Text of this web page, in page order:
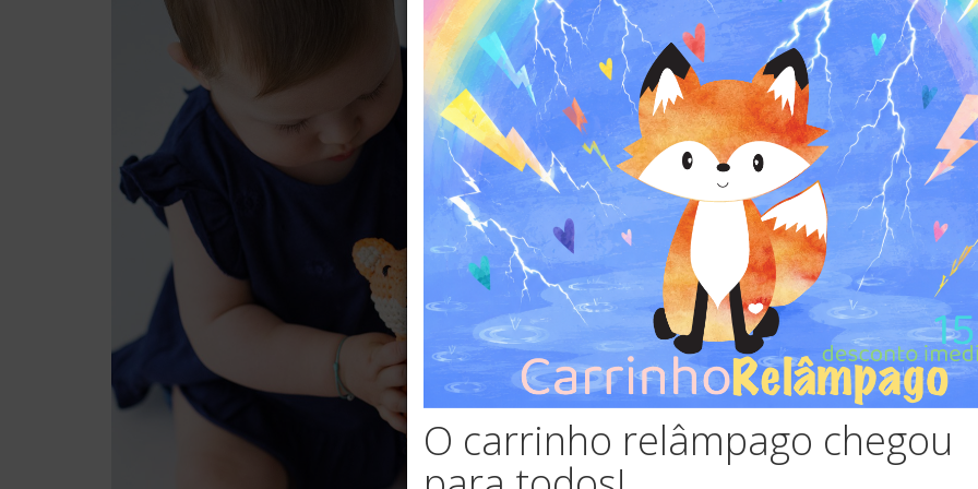
SKU:PE2016-
IVA incluído.
O
O carrinho relâmpago chegou